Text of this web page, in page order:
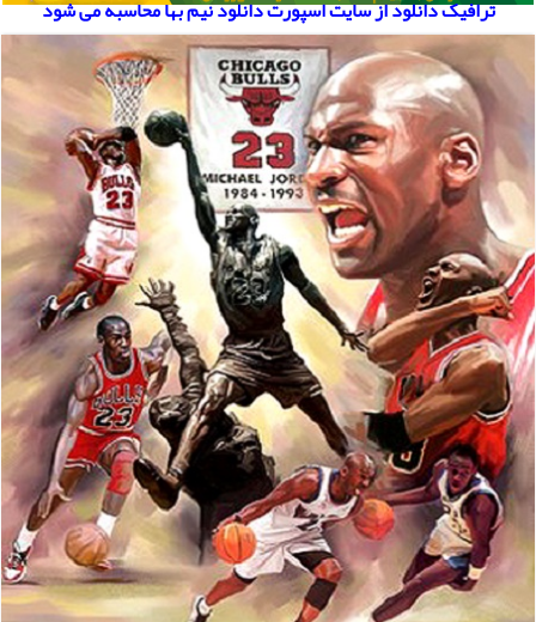
ترافیک دانلود از سایت اسپورت دانلود نیم بها محاسبه می شود